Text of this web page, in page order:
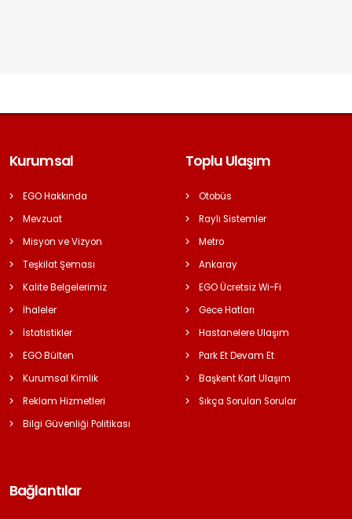
Kurumsal
EGO Hakkında
Mevzuat
Misyon ve Vizyon
Teşkilat Şeması
Kalite Belgelerimiz
İhaleler
İstatistikler
EGO Bülten
Kurumsal Kimlik
Reklam Hizmetleri
Bilgi Güvenliği Politikası
Toplu Ulaşım
Otobüs
Raylı Sistemler
Metro
Ankaray
EGO Ücretsiz Wi-Fi
Gece Hatları
Hastanelere Ulaşım
Park Et Devam Et
Başkent Kart Ulaşım
Sıkça Sorulan Sorular
Bağlantılar